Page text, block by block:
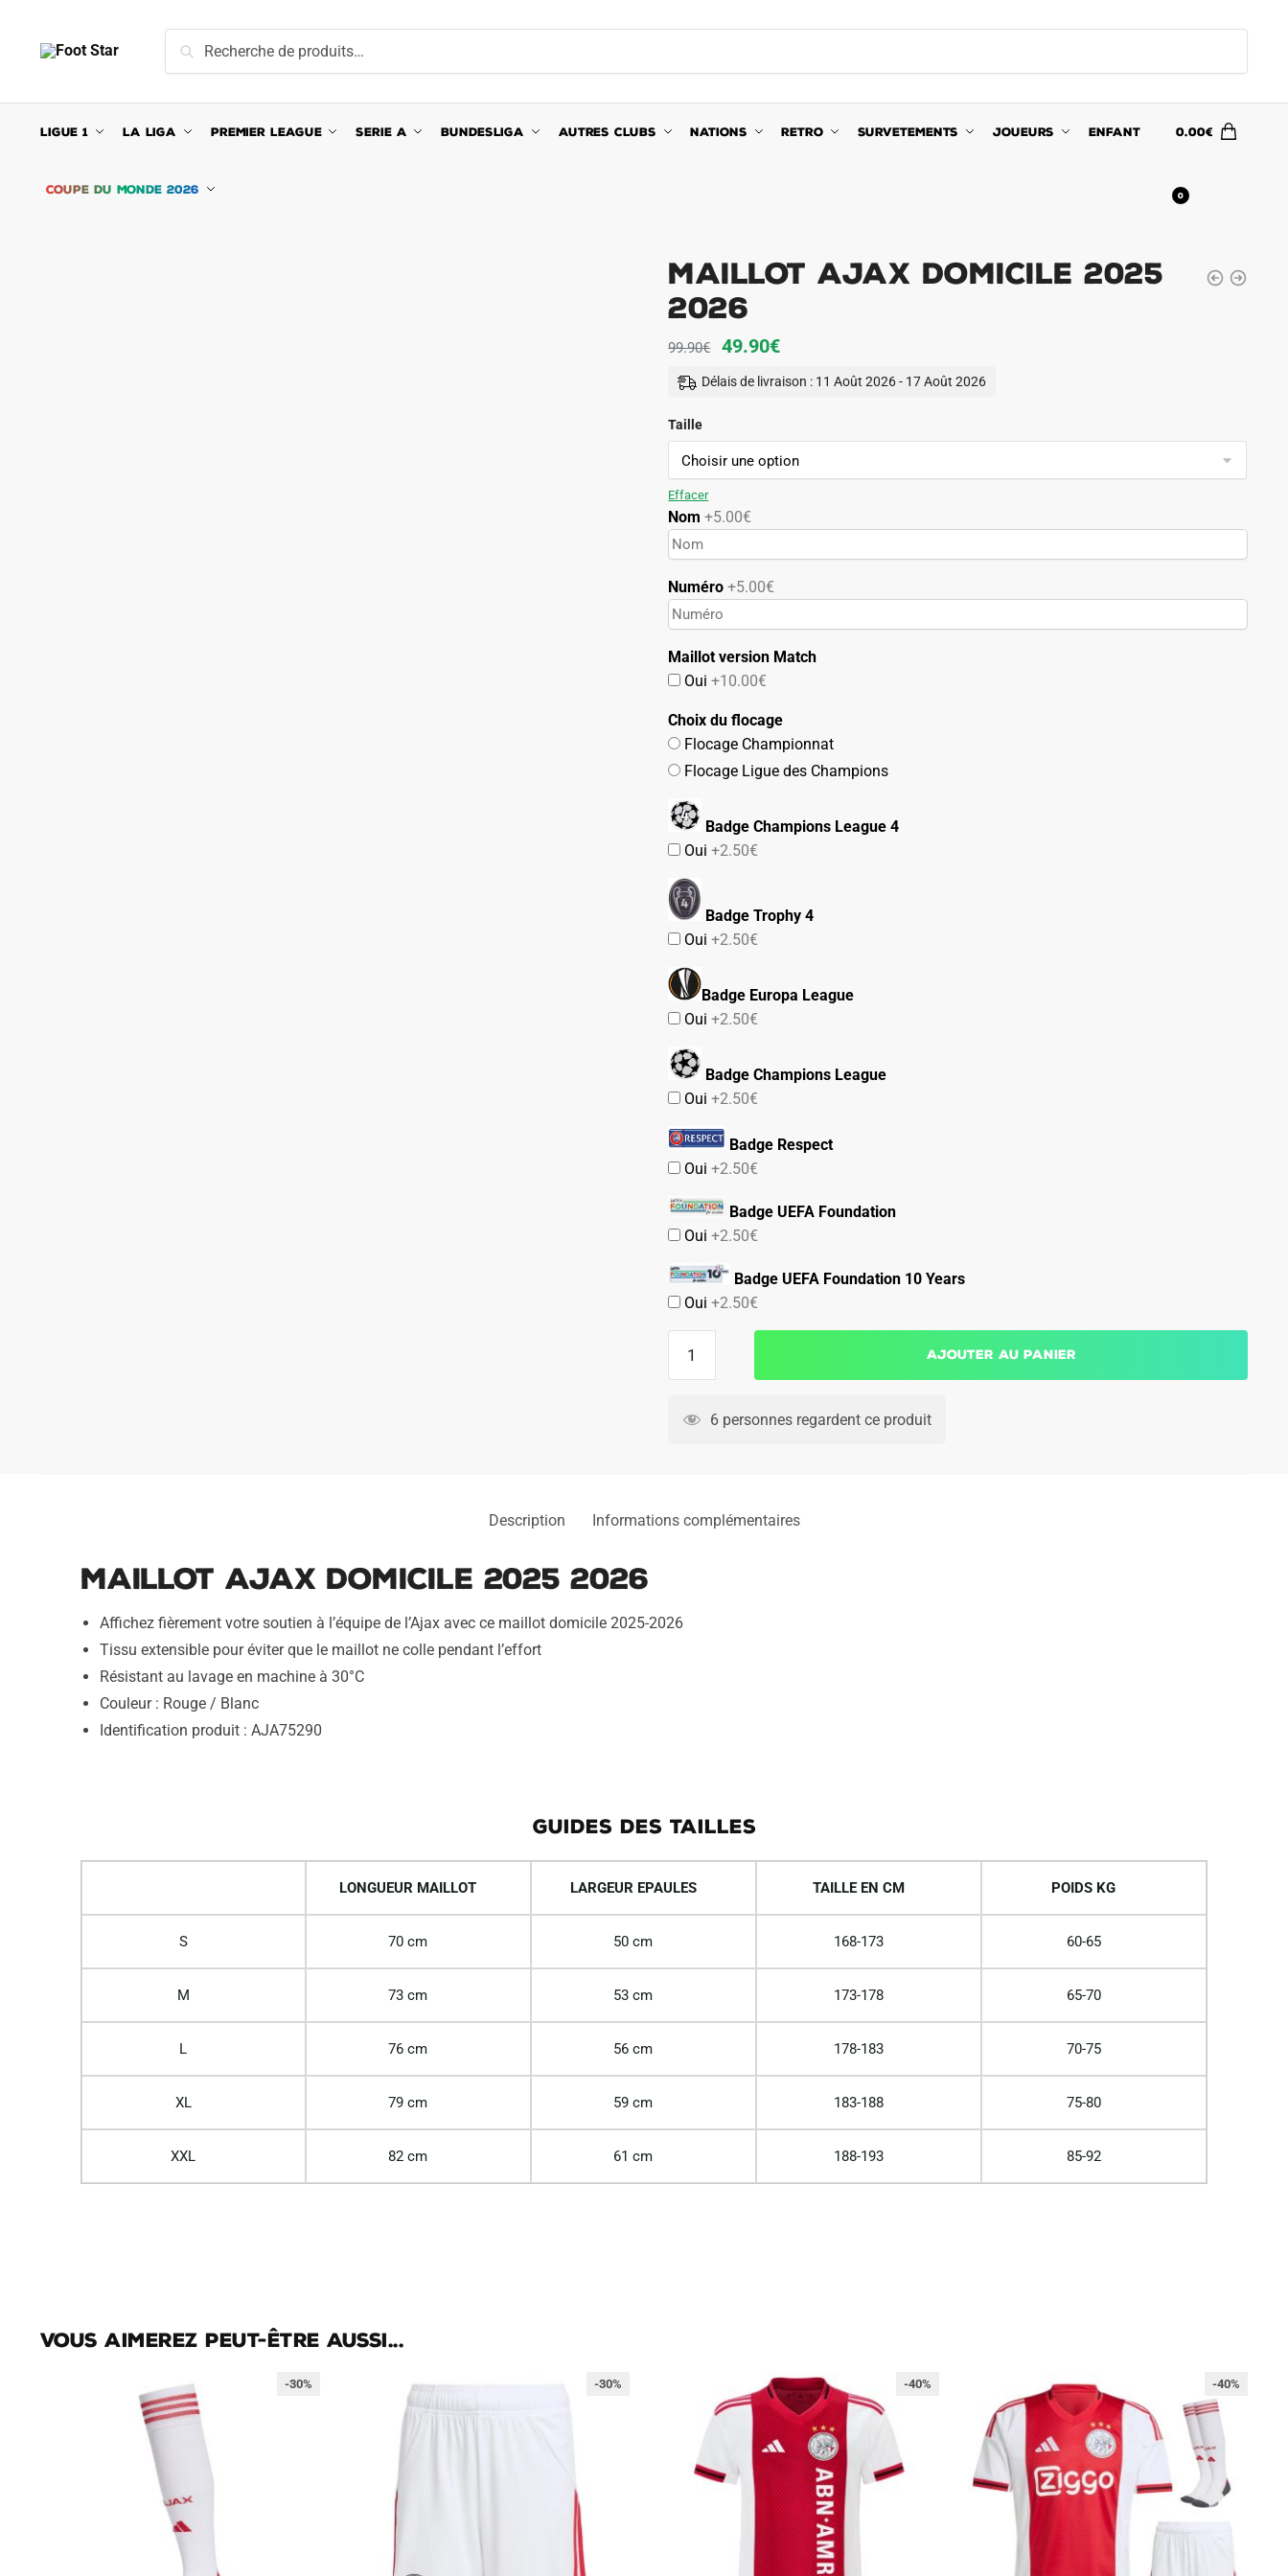
navigation
content
pour :
Recherche
LIGUE 1 LA LIGA PREMIER LEAGUE SERIE A BUNDESLIGA AUTRES CLUBS NATIONS RETRO SURVETEMENTS JOUEURS ENFANT
COUPE DU MONDE 2026
0.00€
0
Maillot Ajax Domicile 2025
2026
99.90€
Le
prix
99.90€.
49.90€Le
prix
49.90€.
Délais de livraison : 11 Août 2026 - 17 Août 2026
Taille
Effacer
Nom +5.00€
Numéro+5.00€
Maillot version Match
Oui+10.00€
Choix du flocage
Flocage Championnat
Flocage Ligue des Champions
Badge Champions League 4
Oui+2.50€
Badge Trophy 4
Oui+2.50€
Badge Europa League
Oui+2.50€
Badge Champions League
Oui+2.50€
Badge Respect
Oui+2.50€
Badge UEFA Foundation
Oui+2.50€
Badge UEFA Foundation 10 Years
Oui+2.50€
Ajax
Ajouter au panier
6 personnes regardent ce produit
Description Informations complémentaires
Maillot Ajax Domicile 2025 2026
Affichez fièrement votre soutien à l’équipe de l’Ajax avec ce maillot domicile 2025-2026
Tissu extensible pour éviter que le maillot ne colle pendant l’effort
Résistant au lavage en machine à 30°C
Couleur : Rouge / Blanc
Identification produit : AJA75290
GUIDES DES TAILLES
LONGUEUR MAILLOT LARGEUR EPAULES TAILLE EN CM POIDS KG
S 70 cm 50 cm 168-173 60-65
M 73 cm 53 cm 173-178 65-70
L 76 cm 56 cm 178-183 70-75
XL 79 cm 59 cm 183-188 75-80
XXL 82 cm 61 cm 188-193 85-92
Vous aimerez peut-être aussi...
-30% -30% -40% -40%